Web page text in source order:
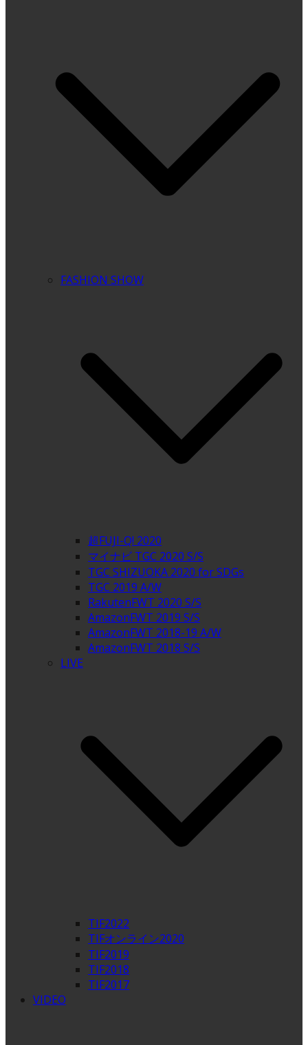
FASHION SHOW
超FUJI-Q! 2020
マイナビ TGC 2020 S/S
TGC SHIZUOKA 2020 for SDGs
TGC 2019 A/W
RakutenFWT 2020 S/S
AmazonFWT 2019 S/S
AmazonFWT 2018-19 A/W
AmazonFWT 2018 S/S
LIVE
TIF2022
TIFオンライン2020
TIF2019
TIF2018
TIF2017
VIDEO